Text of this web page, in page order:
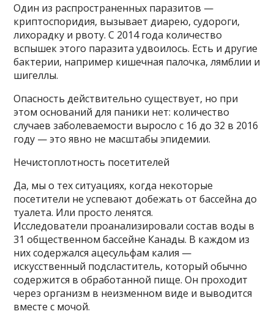
Один из распространенных паразитов —
криптоспоридия, вызывает диарею, судороги,
лихорадку и рвоту. С 2014 года количество
вспышек этого паразита удвоилось. Есть и другие
бактерии, например кишечная палочка, лямблии и
шигеллы.
Опасность действительно существует, но при
этом оснований для паники нет: количество
случаев заболеваемости выросло с 16 до 32 в 2016
году — это явно не масштабы эпидемии.
Нечистоплотность посетителей
Да, мы о тех ситуациях, когда некоторые
посетители не успевают добежать от бассейна до
туалета. Или просто ленятся.
Исследователи проанализировали состав воды в
31 общественном бассейне Канады. В каждом из
них содержался ацесульфам калия —
искусственный подсластитель, который обычно
содержится в обработанной пище. Он проходит
через организм в неизменном виде и выводится
вместе с мочой.